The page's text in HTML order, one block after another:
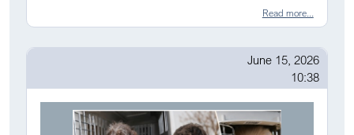
Read more...
June 15, 2026
10:38